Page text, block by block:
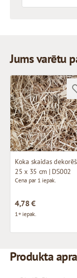
Jums varētu
25 x 35 cm | DS002
Cena par 1 iepak.
4,78 €
1+ iepak.
Produkta